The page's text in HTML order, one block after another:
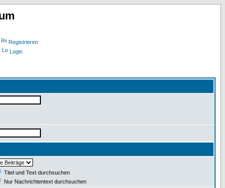
Registrieren
Login
Titel und Text durchsuchen
Nur Nachrichtentext durchsuchen